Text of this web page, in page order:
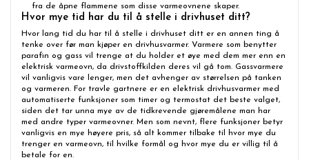
fra de åpne flammene som disse varmeovnene skaper.
Hvor mye tid har du til å stelle i drivhuset ditt?
Hvor lang tid du har til å stelle i drivhuset ditt er en annen ting å
tenke over før man kjøper en drivhusvarmer. Varmere som benytter
parafin og gass vil trenge at du holder et øye med dem mer enn en
elektrisk varmeovn, da drivstoffkilden deres vil gå tom. Gassvarmere
vil vanligvis vare lenger, men det avhenger av størrelsen på tanken
og varmeren. For travle gartnere er en elektrisk drivhusvarmer med
automatiserte funksjoner som timer og termostat det beste valget,
siden det tar unna mye av de tidkrevende gjøremålene man har
med andre typer varmeovner. Men som nevnt, flere funksjoner betyr
vanligvis en mye høyere pris, så alt kommer tilbake til hvor mye du
trenger en varmeovn, til hvilke formål og hvor mye du er villig til å
betale for en.